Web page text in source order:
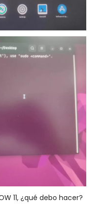
11, ¿qué debo hacer?